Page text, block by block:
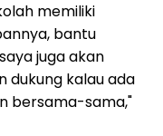
memiliki
bantu
juga akan
dukung kalau ada
bersama-sama,"